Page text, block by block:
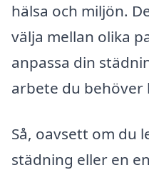
hälsa och miljön.
välja mellan olika
anpassa din
arbete du behöver
Så, oavsett om du
städning eller en